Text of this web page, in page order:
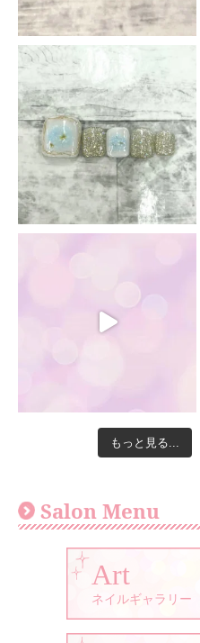
もっと見る...
Salon Menu
Art
ネイルギャラリー